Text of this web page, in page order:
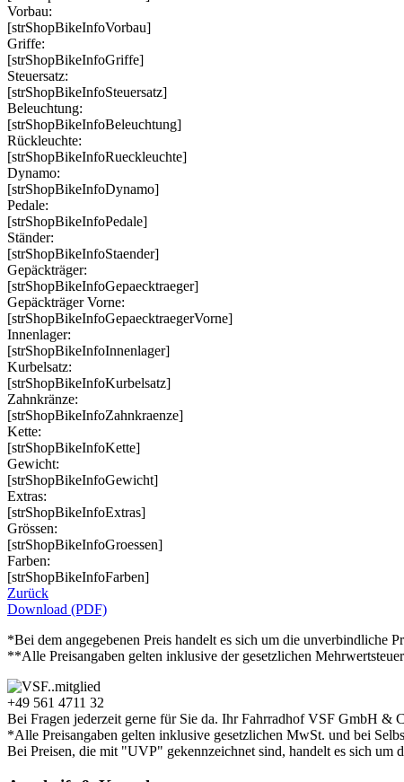
Vorbau:
[strShopBikeInfoVorbau]
Griffe:
[strShopBikeInfoGriffe]
Steuersatz:
[strShopBikeInfoSteuersatz]
Beleuchtung:
[strShopBikeInfoBeleuchtung]
Rückleuchte:
[strShopBikeInfoRueckleuchte]
Dynamo:
[strShopBikeInfoDynamo]
Pedale:
[strShopBikeInfoPedale]
Ständer:
[strShopBikeInfoStaender]
Gepäckträger:
[strShopBikeInfoGepaecktraeger]
Gepäckträger Vorne:
[strShopBikeInfoGepaecktraegerVorne]
Innenlager:
[strShopBikeInfoInnenlager]
Kurbelsatz:
[strShopBikeInfoKurbelsatz]
Zahnkränze:
[strShopBikeInfoZahnkraenze]
Kette:
[strShopBikeInfoKette]
Gewicht:
[strShopBikeInfoGewicht]
Extras:
[strShopBikeInfoExtras]
Grössen:
[strShopBikeInfoGroessen]
Farben:
[strShopBikeInfoFarben]
Zurück
Download (PDF)
*Bei dem angegebenen Preis handelt es sich um die unverbindliche
**Alle Preisangaben gelten inklusive der gesetzlichen
+49 561 4711 32
Bei Fragen jederzeit gerne für Sie da. Ihr Fahrradhof VSF GmbH &
*Alle Preisangaben gelten inklusive gesetzlichen MwSt. und bei
Bei Preisen, die mit "UVP" gekennzeichnet sind, handelt es sich um